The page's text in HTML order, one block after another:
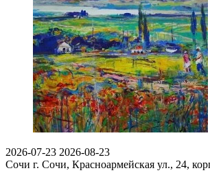
2026-07-23 2026-08-23
Сочи г. Сочи, Красноармейская ул., 24,